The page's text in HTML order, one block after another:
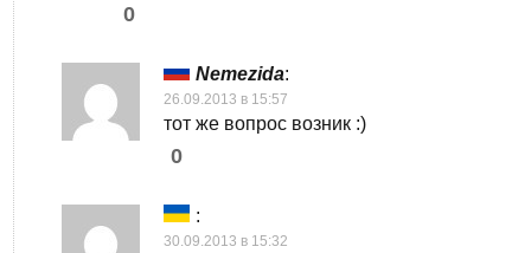
0
Nemezida:
26.09.2013 в 15:57
тот же вопрос возник :)
0
:
30.09.2013 в 15:32